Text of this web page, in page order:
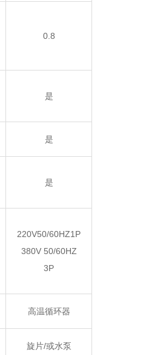
0.8
是
是
是
220V50/60HZ1P
380V 50/60HZ
3P
高温循环器
旋片/或水泵